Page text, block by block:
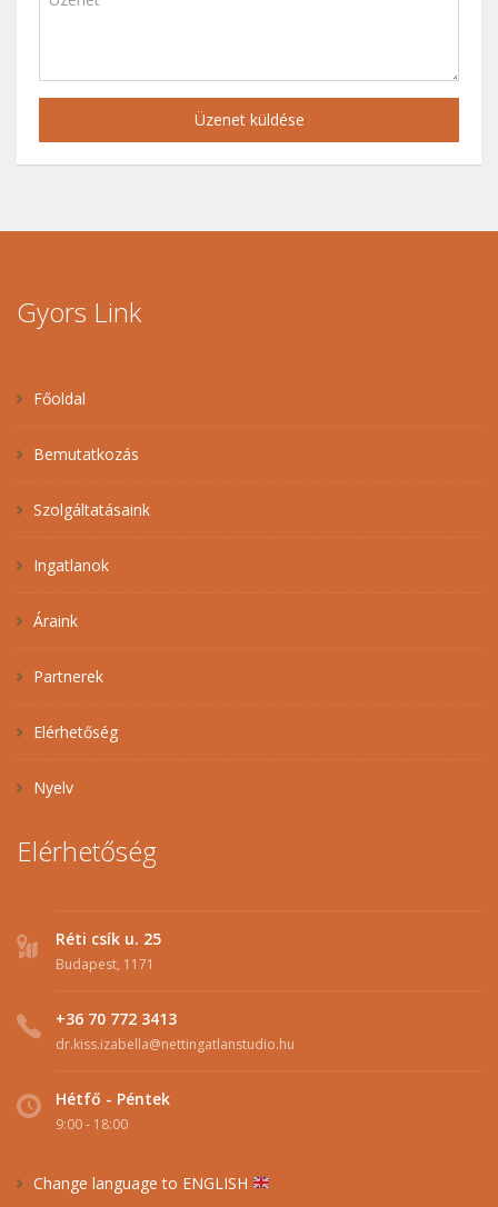
Üzenet küldése
Gyors Link
Főoldal
Bemutatkozás
Szolgáltatásaink
Ingatlanok
Áraink
Partnerek
Elérhetőség
Nyelv
Elérhetőség
Réti csík u. 25
Budapest, 1171
+36 70 772 3413
dr.kiss.izabella@nettingatlanstudio.hu
Hétfő - Péntek
9:00 - 18:00
Change language to ENGLISH